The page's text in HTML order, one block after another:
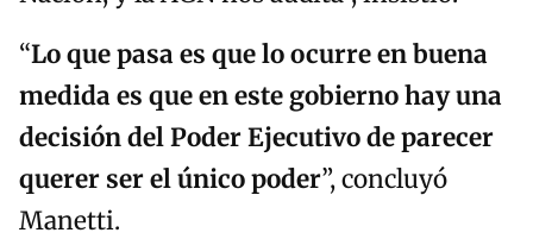
“Lo que pasa es que lo ocurre en buena
medida es que en este gobierno hay una
decisión del Poder Ejecutivo de parecer
querer ser el único poder”, concluyó
Manetti.